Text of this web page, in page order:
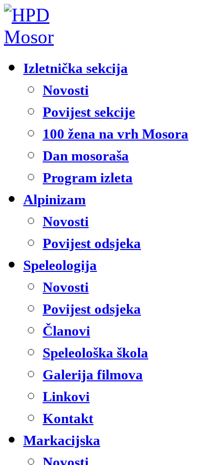
Izletnička sekcija
Novosti
Povijest sekcije
100 žena na vrh Mosora
Dan mosoraša
Program izleta
Alpinizam
Novosti
Povijest odsjeka
Speleologija
Novosti
Povijest odsjeka
Članovi
Speleološka škola
Galerija filmova
Linkovi
Kontakt
Markacijska